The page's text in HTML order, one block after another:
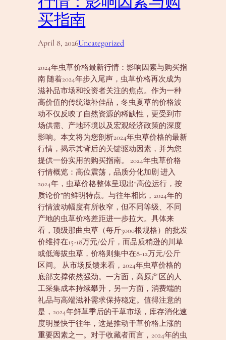
买指南
April 8, 2026Uncategorized
2024年虫草价格最新行情：影响因素与购买指
南 随着2024年步入尾声，虫草价格再次成为
滋补品市场和投资者关注的焦点。作为一种
高价值的传统滋补佳品，冬虫夏草的价格波
动不仅反映了自然资源的稀缺性，更受到市
场供需、产地环境以及宏观经济政策的深度
影响。本文将为您剖析2024年虫草价格的最新
行情，揭示其背后的关键驱动因素，并为您
提供一份实用的购买指南。 2024年虫草价格
行情概览：高位震荡，品质分化加剧 进入
2024年，虫草价格整体呈现出“高位运行，按
质论价”的鲜明特点。与往年相比，2024年的
行情波动幅度有所收窄，但不同等级、不同
产地的虫草价格差距进一步拉大。具体来
看，顶级那曲虫草（每斤3000根规格）的批发
价维持在15-18万元/公斤，而品质稍逊的川草
或低海拔虫草，价格则集中在8-12万元/公斤
区间。 从市场反馈来看，2024年虫草价格的
底部支撑依然强劲。一方面，高原产区的人
工采集成本持续攀升，另一方面，消费端的
礼品与高端滋补需求保持稳定。值得注意的
是，2024年鲜草季后的干草市场，库存消化速
度明显快于往年，这是推动干草价格上涨的
重要因素之一。对于收藏者而言，2024年的虫